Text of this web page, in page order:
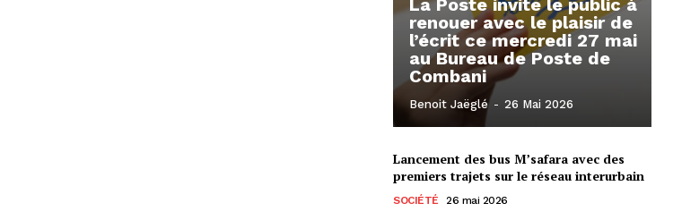
renouer avec le plaisir de
l’écrit ce mercredi 27 mai
au Bureau de Poste de
Combani
Benoit Jaëglé - 26 Mai 2026
Lancement des bus M’safara avec des
premiers trajets sur le réseau interurbain
SOCIÉTÉ 26 mai 2026